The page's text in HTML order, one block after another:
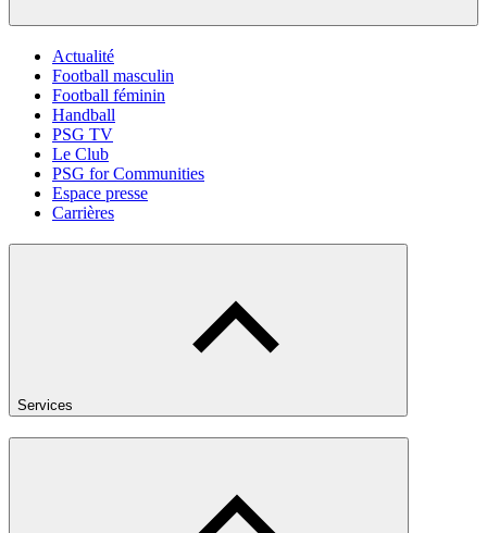
Actualité
Football masculin
Football féminin
Handball
PSG TV
Le Club
PSG for Communities
Espace presse
Carrières
Services